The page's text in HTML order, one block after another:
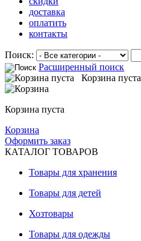
доставка
оплатить
контакты
Поиск:
Расширенный поиск
Корзина пуста
Корзина пуста
Корзина
Оформить заказ
КАТАЛОГ ТОВАРОВ
Товары для хранения
Товары для детей
Хозтовары
Товары для одежды